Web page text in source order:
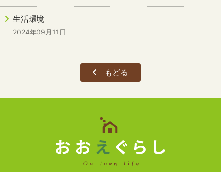
生活環境
2024年09月11日
もどる